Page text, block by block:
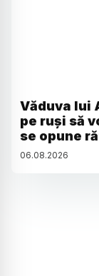
Văduva lui
pe ruși să
se opune
06.08.2026